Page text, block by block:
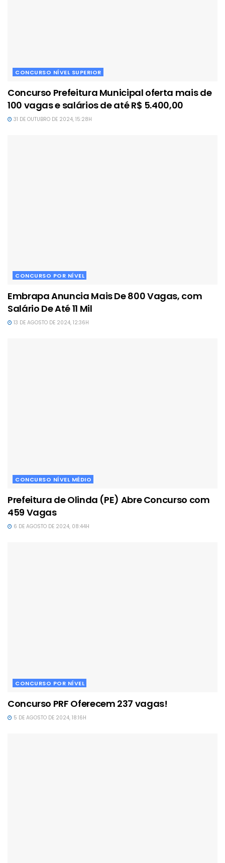
CONCURSO NÍVEL SUPERIOR
Concurso Prefeitura Municipal oferta mais de
100 vagas e salários de até R$ 5.400,00
31 DE OUTUBRO DE 2024, 15:28H
CONCURSO POR NÍVEL
Embrapa Anuncia Mais De 800 Vagas, com
Salário De Até 11 Mil
13 DE AGOSTO DE 2024, 12:36H
CONCURSO NÍVEL MÉDIO
Prefeitura de Olinda (PE) Abre Concurso com
459 Vagas
6 DE AGOSTO DE 2024, 08:44H
CONCURSO POR NÍVEL
Concurso PRF Oferecem 237 vagas!
5 DE AGOSTO DE 2024, 18:16H